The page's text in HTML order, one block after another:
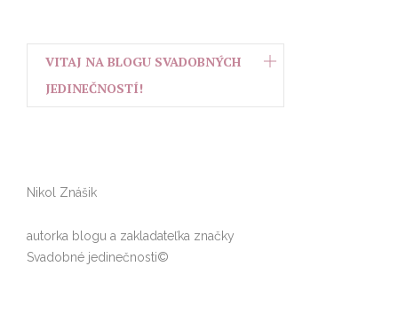
VITAJ NA BLOGU SVADOBNÝCH
JEDINEČNOSTÍ!
Nikol Znášik
autorka blogu a zakladateľka značky
Svadobné jedinečnosti©